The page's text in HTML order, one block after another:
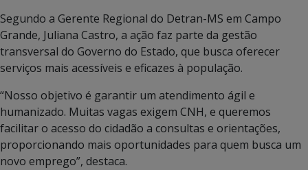
Segundo a Gerente Regional do Detran-MS em Campo
Grande, Juliana Castro, a ação faz parte da gestão
transversal do Governo do Estado, que busca oferecer
serviços mais acessíveis e eficazes à população.
“Nosso objetivo é garantir um atendimento ágil e
humanizado. Muitas vagas exigem CNH, e queremos
facilitar o acesso do cidadão a consultas e orientações,
proporcionando mais oportunidades para quem busca um
novo emprego”, destaca.